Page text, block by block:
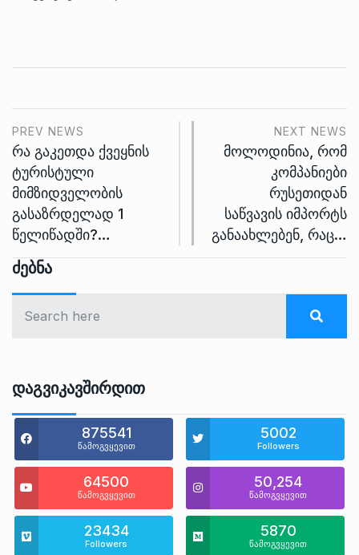
PREV NEWS
რა გაკეთდა ქვეყნის
ტურისტული
მიმზიდველობის
გასაზრდელად 1
წელიწადში?…
NEXT NEWS
მოლოდინია, რომ
კომპანიები
რუსეთიდან
საწვავის იმპორტს
განაახლებენ, რაც…
Ძებნა
Დაგვიკავშირდით
875541
წამოგვყევით
5002
Followers
64500
წამოგვყევით
50,254
წამოგვყევით
23434
Followers
5870
წამოგვყევით